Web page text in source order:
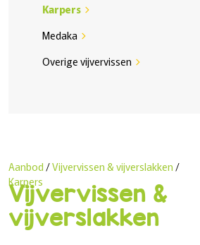
Karpers chevron_right
Medaka chevron_right
Overige vijvervissen chevron_right
Vijvervissen &
vijverslakken
Aanbod /Vijvervissen & vijverslakken /
Karpers